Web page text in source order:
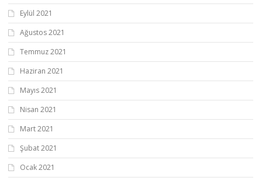
Eylül 2021
Ağustos 2021
Temmuz 2021
Haziran 2021
Mayıs 2021
Nisan 2021
Mart 2021
Şubat 2021
Ocak 2021